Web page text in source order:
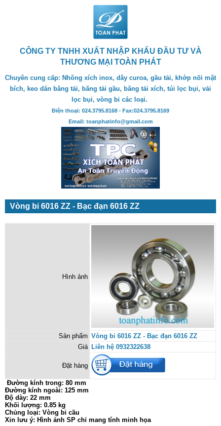
CÔNG TY TNHH XUẤT NHẬP KHẨU ĐẦU TƯ VÀ
THƯƠNG MẠI TOÀN PHÁT
Chuyên cung cấp: Nhông xích inox, dây curoa, gầu tải, khớp nối mặt
bích, keo dán băng tải, băng tải gầu, băng tải xích, túi lọc bụi, vải
lọc bụi, vòng bi các loại.
Điện thoại: 024.3795.8168 - Fax:024.3795.8169
Email: toanphatinfo@gmail.com
Vòng bi 6016 ZZ - Bạc đạn 6016 ZZ
Hình ảnh
Sản phẩm Vòng bi 6016 ZZ - Bạc đạn 6016 ZZ
Giá Liên hệ 0932322638
Đặt hàng
Đường kính trong: 80 mm
Đường kính ngoài: 125 mm
Độ dày: 22 mm
Khối lượng: 0.85 kg
Chủng loại: Vòng bi cầu
Xin lưu ý: Hình ảnh SP chỉ mang tính minh họa